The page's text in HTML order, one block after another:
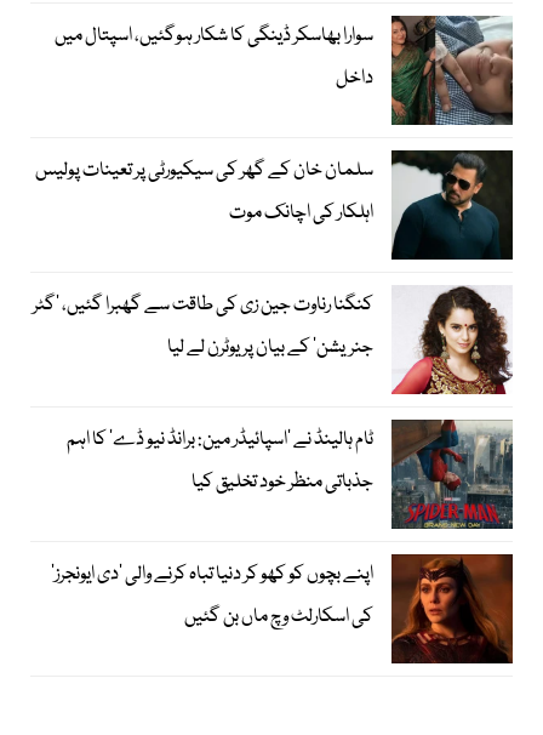
سوارا بھاسکر ڈینگی کا شکار ہوگئیں، اسپتال میں
داخل
سلمان خان کے گھر کی سیکیورٹی پر تعینات پولیس
اہلکار کی اچانک موت
کنگنا رناوت جین زی کی طاقت سے گھبرا گئیں، ’گٹر
جنریشن‘ کے بیان پر یوٹرن لے لیا
ٹام ہالینڈ نے ’اسپائیڈر مین: برانڈ نیو ڈے‘ کا اہم
جذباتی منظر خود تخلیق کیا
اپنے بچوں کو کھو کر دنیا تباہ کرنے والی ’دی ایونجرز‘
کی اسکارلٹ وچ ماں بن گئیں